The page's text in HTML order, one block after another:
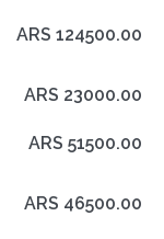
ARS 124500.00
ARS 23000.00
ARS 51500.00
ARS 46500.00